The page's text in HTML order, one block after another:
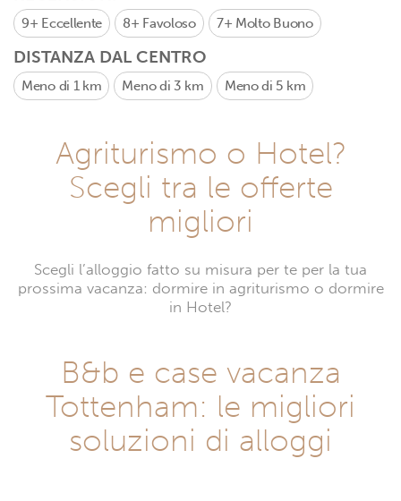
9+ Eccellente 8+ Favoloso 7+ Molto Buono
DISTANZA DAL CENTRO
Meno di 1 km Meno di 3 km Meno di 5 km
Agriturismo o Hotel?
Scegli tra le offerte
migliori
Scegli l’alloggio fatto su misura per te per la tua
prossima vacanza: dormire in agriturismo o dormire
in Hotel?
B&b e case vacanza
Tottenham: le migliori
soluzioni di alloggi